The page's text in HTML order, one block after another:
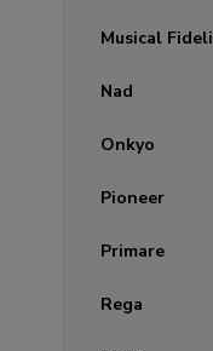
Musical
Nad
Onkyo
Pioneer
Primare
Rega